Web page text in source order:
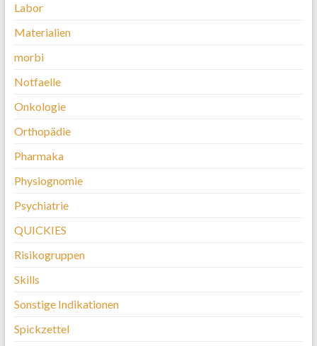
Labor
Materialien
morbi
Notfaelle
Onkologie
Orthopädie
Pharmaka
Physiognomie
Psychiatrie
QUICKIES
Risikogruppen
Skills
Sonstige Indikationen
Spickzettel